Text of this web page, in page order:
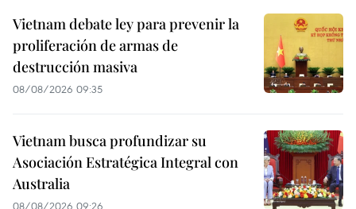
Vietnam debate ley para prevenir la
proliferación de armas de
destrucción masiva
08/08/2026 09:35
Vietnam busca profundizar su
Asociación Estratégica Integral con
Australia
08/08/2026 09:26